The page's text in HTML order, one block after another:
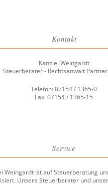
Kontakt
Kanzlei Weingardt
Steuerberater - Rechtsanwalt
Telefon: 07154 / 1365-0
Fax: 07154 / 1365-15
Service
Weingardt ist auf Steuerberatung
Unsere Steuerberater und